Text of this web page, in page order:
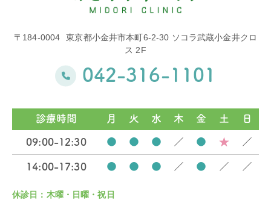
〒184-0004
東京都小金井市本町6-2-30 ソコラ武蔵小金井クロ
ス 2F
042-316-1101
診療時間 月 火 水 木 金 土 日
09:00-12:30 ● ● ● ／ ● ★ ／
14:00-17:30 ● ● ● ／ ● ／ ／
休診日：木曜・日曜・祝日